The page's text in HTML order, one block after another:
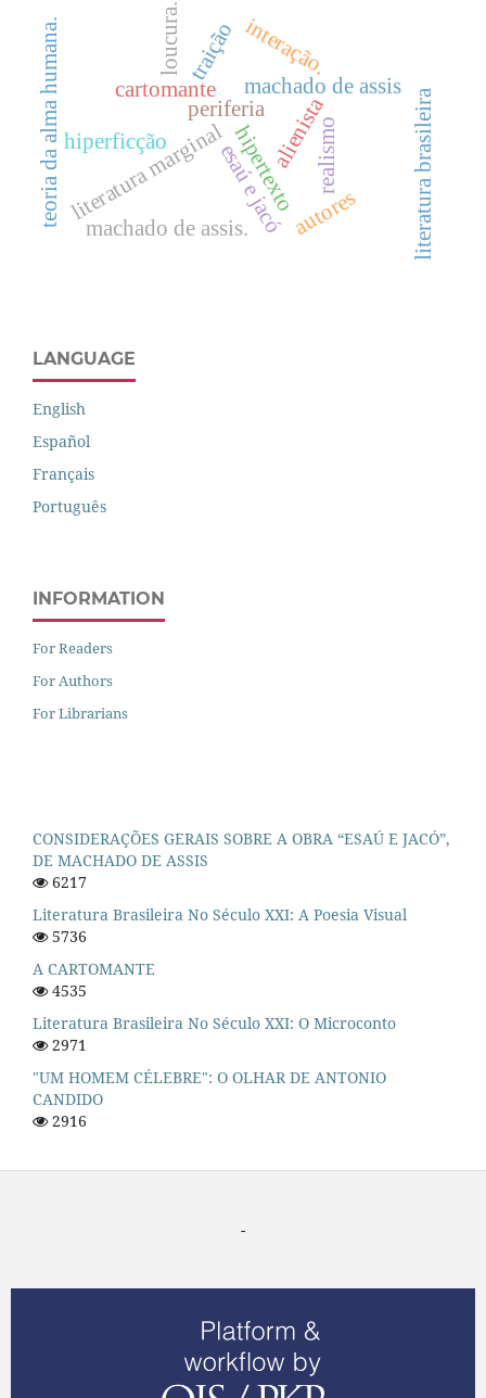
realismo
machado de assis
esaú e jacó
literatura marginal autores
periferia
cartomante
traição
machado de assis. literatura brasileira
teoria da alma humana. hiperficção hipertexto
interação.
loucura.
alienista
LANGUAGE
English
Español
Français
Português
INFORMATION
For Readers
For Authors
For Librarians
CONSIDERAÇÕES GERAIS SOBRE A OBRA “ESAÚ E JACÓ”,
DE MACHADO DE ASSIS
6217
Literatura Brasileira No Século XXI: A Poesia Visual
5736
A CARTOMANTE
4535
Literatura Brasileira No Século XXI: O Microconto
2971
"UM HOMEM CÉLEBRE": O OLHAR DE ANTONIO
CANDIDO
2916
-